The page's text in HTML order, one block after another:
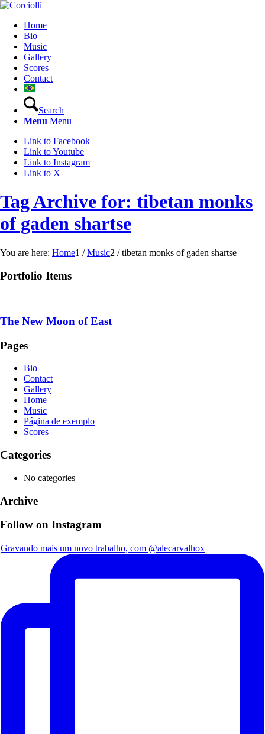
Home
Bio
Music
Gallery
Scores
Contact
Search
Menu Menu
Link to Facebook
Link to Youtube
Link to Instagram
Link to X
Tag Archive for: tibetan monks
of gaden shartse
You are here: Home1 / Music2 / tibetan monks of gaden shartse
Portfolio Items
The New Moon of East
Pages
Bio
Contact
Gallery
Home
Music
Página de exemplo
Scores
Categories
No categories
Archive
Follow on Instagram
Gravando mais um novo trabalho, com @alecarvalhox